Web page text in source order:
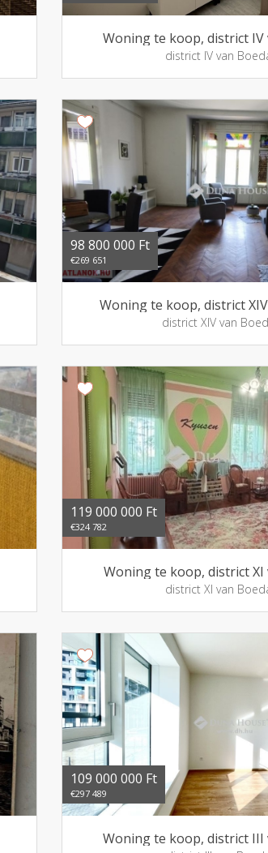
Woning te koop, district IV
district IV van
98 800 000 Ft
€269 651
Woning te koop, district
district XIV van
119 000 000 Ft
€324 782
Woning te koop, district XI
district XI van
109 000 000 Ft
€297 489
Woning te koop, district III